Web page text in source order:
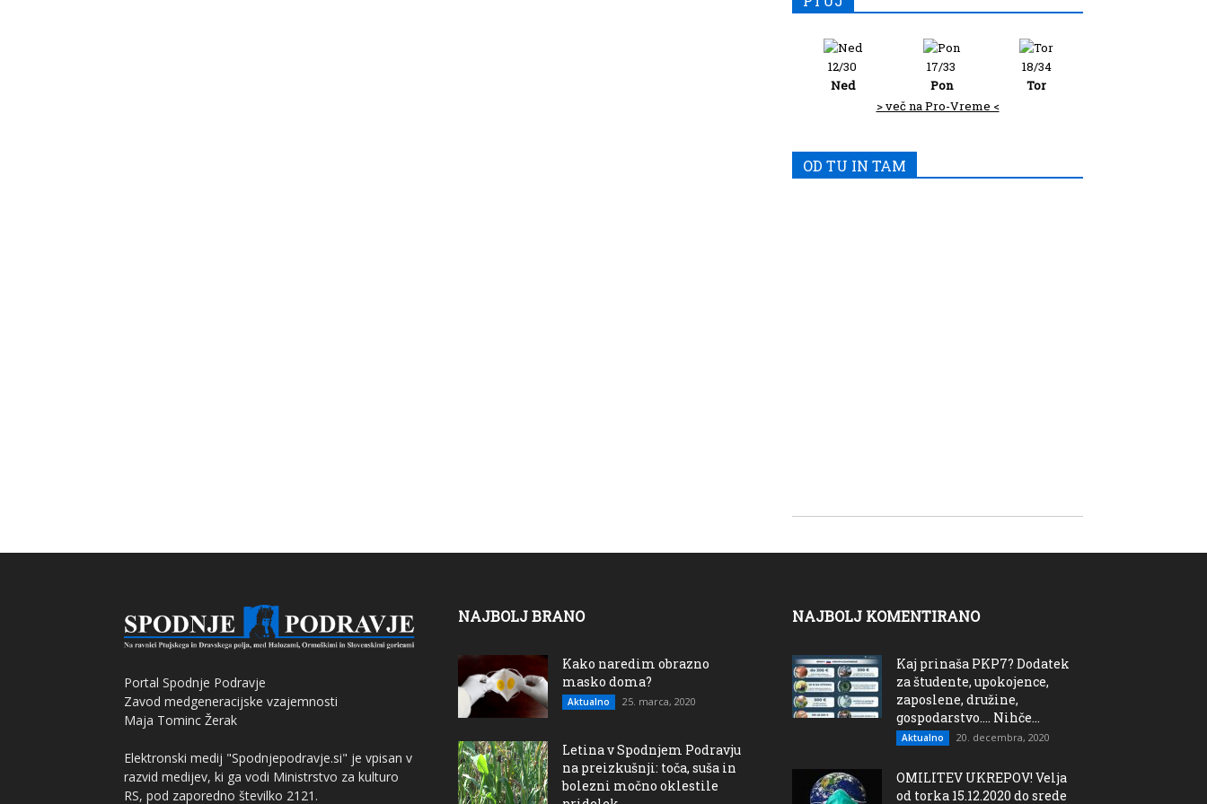
12/30
Ned
17/33
Pon
18/34
Tor
> več na Pro-Vreme <
OD TU IN TAM
Portal Spodnje Podravje
Zavod medgeneracijske vzajemnosti
Maja Tominc Žerak
Elektronski medij "Spodnjepodravje.si" je vpisan v
razvid medijev, ki ga vodi Ministrstvo za kulturo
RS, pod zaporedno številko 2121.
NAJBOLJ BRANO
Kako naredim obrazno
masko doma?
Aktualno 25. marca, 2020
Letina v Spodnjem Podravju
na preizkušnji: toča, suša in
bolezni močno oklestile
NAJBOLJ KOMENTIRANO
Kaj prinaša PKP7? Dodatek
za študente, upokojence,
zaposlene, družine,
gospodarstvo…. Nihče...
Aktualno 20. decembra, 2020
OMILITEV UKREPOV! Velja
od torka 15.12.2020 do srede